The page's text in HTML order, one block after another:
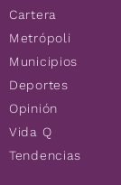
Cartera
Metrópoli
Municipios
Deportes
Opinión
Vida Q
Tendencias